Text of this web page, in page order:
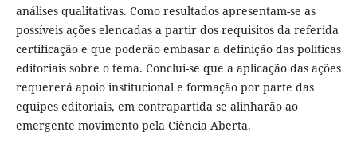
análises qualitativas. Como resultados apresentam-se as
possíveis ações elencadas a partir dos requisitos da referida
certificação e que poderão embasar a definição das políticas
editoriais sobre o tema. Conclui-se que a aplicação das ações
requererá apoio institucional e formação por parte das
equipes editoriais, em contrapartida se alinharão ao
emergente movimento pela Ciência Aberta.